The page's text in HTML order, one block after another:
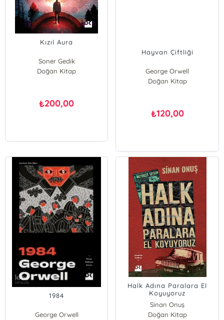
Kızıl Aura
Soner Gedik
Doğan Kitap
₺200,00
Hayvan Çiftliği
George Orwell
Doğan Kitap
₺120,00
1984
George Orwell
Halk Adına Paralara El
Koyuyoruz
Sinan Onuş
Doğan Kitap